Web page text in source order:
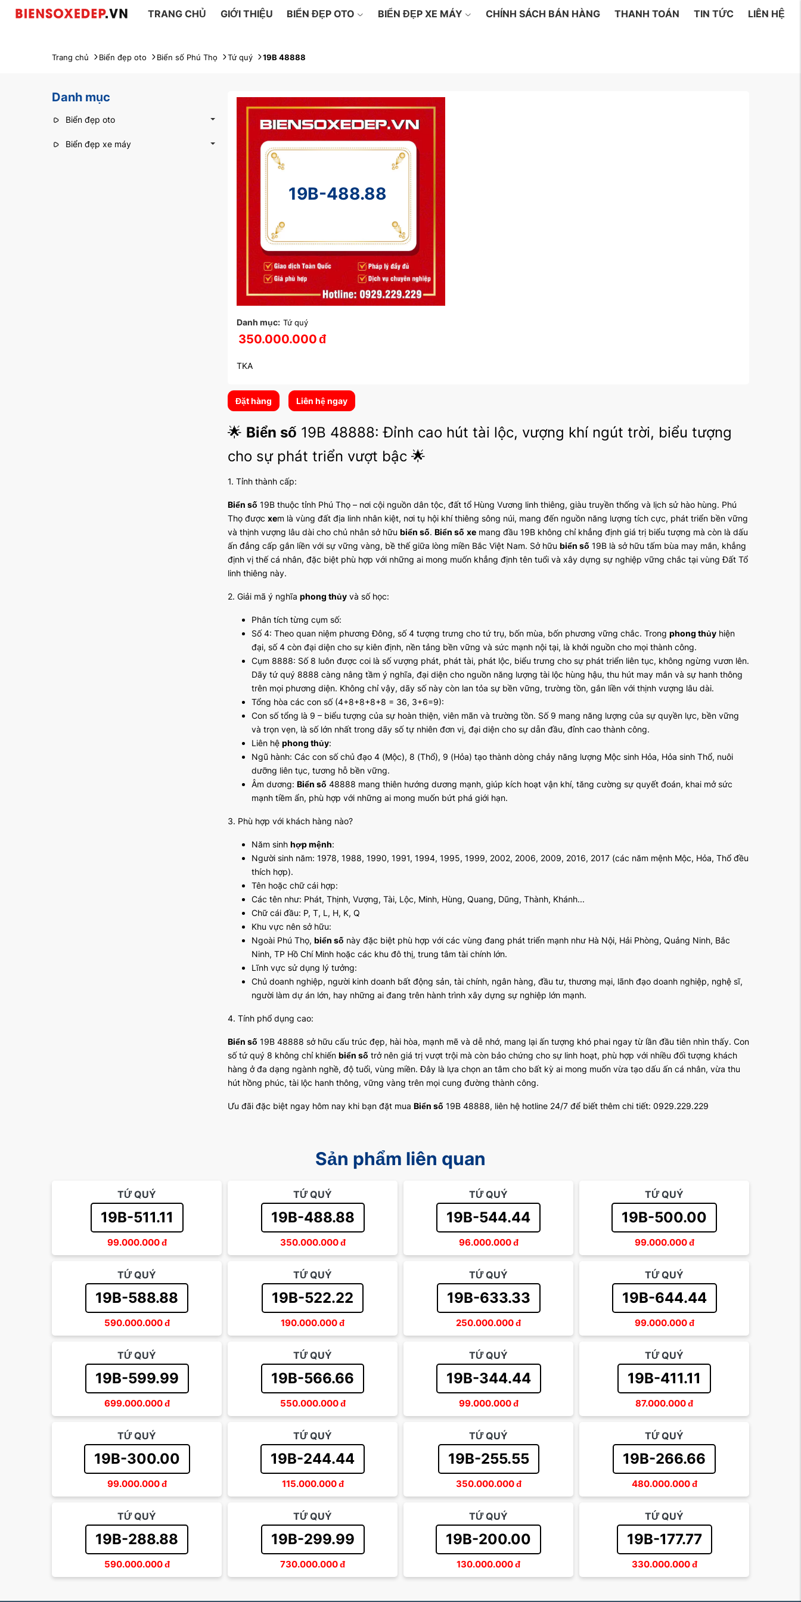
TRANG CHỦ GIỚI THIỆU BIỂN ĐẸP OTO BIỂN ĐẸP XE MÁY CHÍNH SÁCH BÁN HÀNG THANH TOÁN TIN TỨC LIÊN HỆ
Trang chủ Biển đẹp oto Biển số Phú Thọ Tứ quý 19B 48888
Danh mục
Biển đẹp oto
Biển đẹp xe máy
19B-488.88
Danh mục: Tứ quý
350.000.000đ
TKA
Đặt hàng Liên hệ ngay
🌟 Biển số 19B 48888: Đỉnh cao hút tài lộc, vượng khí ngút trời, biểu tượng
cho sự phát triển vượt bậc 🌟
1. Tỉnh thành cấp:
Biển số 19B thuộc tỉnh Phú Thọ – nơi cội nguồn dân tộc, đất tổ Hùng Vương linh thiêng, giàu truyền thống và lịch sử hào hùng. Phú
Thọ được xem là vùng đất địa linh nhân kiệt, nơi tụ hội khí thiêng sông núi, mang đến nguồn năng lượng tích cực, phát triển bền vững
và thịnh vượng lâu dài cho chủ nhân sở hữu biển số. Biển số xe mang đầu 19B không chỉ khẳng định giá trị biểu tượng mà còn là dấu
ấn đẳng cấp gắn liền với sự vững vàng, bề thế giữa lòng miền Bắc Việt Nam. Sở hữu biển số 19B là sở hữu tấm bùa may mắn, khẳng
định vị thế cá nhân, đặc biệt phù hợp với những ai mong muốn khẳng định tên tuổi và xây dựng sự nghiệp vững chắc tại vùng Đất Tổ
linh thiêng này.
2. Giải mã ý nghĩa phong thủy và số học:
Phân tích từng cụm số:
Số 4: Theo quan niệm phương Đông, số 4 tượng trưng cho tứ trụ, bốn mùa, bốn phương vững chắc. Trong phong thủy hiện
đại, số 4 còn đại diện cho sự kiên định, nền tảng bền vững và sức mạnh nội tại, là khởi nguồn cho mọi thành công.
Cụm 8888: Số 8 luôn được coi là số vượng phát, phát tài, phát lộc, biểu trưng cho sự phát triển liên tục, không ngừng vươn lên.
Dãy tứ quý 8888 càng nâng tầm ý nghĩa, đại diện cho nguồn năng lượng tài lộc hùng hậu, thu hút may mắn và sự hanh thông
trên mọi phương diện. Không chỉ vậy, dãy số này còn lan tỏa sự bền vững, trường tồn, gắn liền với thịnh vượng lâu dài.
Tổng hòa các con số (4+8+8+8+8 = 36, 3+6=9):
Con số tổng là 9 – biểu tượng của sự hoàn thiện, viên mãn và trường tồn. Số 9 mang năng lượng của sự quyền lực, bền vững
và trọn vẹn, là số lớn nhất trong dãy số tự nhiên đơn vị, đại diện cho sự dẫn đầu, đỉnh cao thành công.
Liên hệ phong thủy:
Ngũ hành: Các con số chủ đạo 4 (Mộc), 8 (Thổ), 9 (Hỏa) tạo thành dòng chảy năng lượng Mộc sinh Hỏa, Hỏa sinh Thổ, nuôi
dưỡng liên tục, tương hỗ bền vững.
Âm dương: Biển số 48888 mang thiên hướng dương mạnh, giúp kích hoạt vận khí, tăng cường sự quyết đoán, khai mở sức
mạnh tiềm ẩn, phù hợp với những ai mong muốn bứt phá giới hạn.
3. Phù hợp với khách hàng nào?
Năm sinh hợp mệnh:
Người sinh năm: 1978, 1988, 1990, 1991, 1994, 1995, 1999, 2002, 2006, 2009, 2016, 2017 (các năm mệnh Mộc, Hỏa, Thổ đều
thích hợp).
Tên hoặc chữ cái hợp:
Các tên như: Phát, Thịnh, Vượng, Tài, Lộc, Minh, Hùng, Quang, Dũng, Thành, Khánh...
Chữ cái đầu: P, T, L, H, K, Q
Khu vực nên sở hữu:
Ngoài Phú Thọ, biển số này đặc biệt phù hợp với các vùng đang phát triển mạnh như Hà Nội, Hải Phòng, Quảng Ninh, Bắc
Ninh, TP Hồ Chí Minh hoặc các khu đô thị, trung tâm tài chính lớn.
Lĩnh vực sử dụng lý tưởng:
Chủ doanh nghiệp, người kinh doanh bất động sản, tài chính, ngân hàng, đầu tư, thương mại, lãnh đạo doanh nghiệp, nghệ sĩ,
người làm dự án lớn, hay những ai đang trên hành trình xây dựng sự nghiệp lớn mạnh.
4. Tính phổ dụng cao:
Biển số 19B 48888 sở hữu cấu trúc đẹp, hài hòa, mạnh mẽ và dễ nhớ, mang lại ấn tượng khó phai ngay từ lần đầu tiên nhìn thấy. Con
số tứ quý 8 không chỉ khiến biển số trở nên giá trị vượt trội mà còn bảo chứng cho sự linh hoạt, phù hợp với nhiều đối tượng khách
hàng ở đa dạng ngành nghề, độ tuổi, vùng miền. Đây là lựa chọn an tâm cho bất kỳ ai mong muốn vừa tạo dấu ấn cá nhân, vừa thu
hút hồng phúc, tài lộc hanh thông, vững vàng trên mọi cung đường thành công.
Ưu đãi đặc biệt ngay hôm nay khi bạn đặt mua Biển số 19B 48888, liên hệ hotline 24/7 để biết thêm chi tiết: 0929.229.229
Sản phẩm liên quan
TỨ QUÝ
19B-511.11
99.000.000đ
TỨ QUÝ
19B-488.88
350.000.000đ
TỨ QUÝ
19B-544.44
96.000.000đ
TỨ QUÝ
19B-500.00
99.000.000đ
TỨ QUÝ
19B-588.88
590.000.000đ
TỨ QUÝ
19B-522.22
190.000.000đ
TỨ QUÝ
19B-633.33
250.000.000đ
TỨ QUÝ
19B-644.44
99.000.000đ
TỨ QUÝ
19B-599.99
699.000.000đ
TỨ QUÝ
19B-566.66
550.000.000đ
TỨ QUÝ
19B-344.44
99.000.000đ
TỨ QUÝ
19B-411.11
87.000.000đ
TỨ QUÝ
19B-300.00
99.000.000đ
TỨ QUÝ
19B-244.44
115.000.000đ
TỨ QUÝ
19B-255.55
350.000.000đ
TỨ QUÝ
19B-266.66
480.000.000đ
TỨ QUÝ
19B-288.88
590.000.000đ
TỨ QUÝ
19B-299.99
730.000.000đ
TỨ QUÝ
19B-200.00
130.000.000đ
TỨ QUÝ
19B-177.77
330.000.000đ